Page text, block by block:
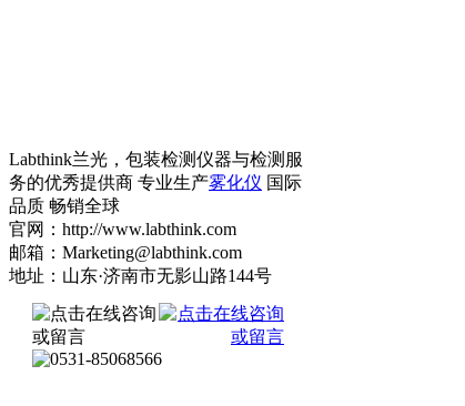
Labthink兰光，包装检测仪器与检测服
务的优秀提供商 专业生产雾化仪 国际
品质 畅销全球
官网：http://www.labthink.com
邮箱：Marketing@labthink.com
地址：山东·济南市无影山路144号